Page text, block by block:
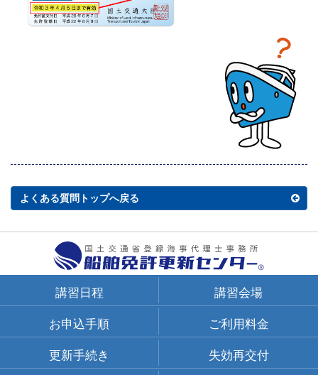
よくある質問トップへ戻る
講習日程 講習会場
お申込手順 ご利用料金
更新手続き 失効再交付